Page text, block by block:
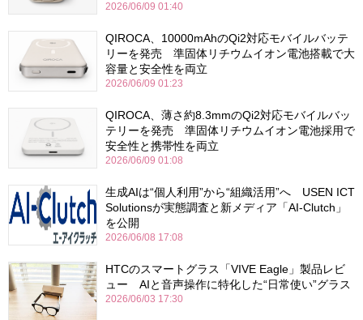
2026/06/09 01:40
QIROCA、10000mAhのQi2対応モバイルバッテ
リーを発売 準固体リチウムイオン電池搭載で大
容量と安全性を両立
2026/06/09 01:23
QIROCA、薄さ約8.3mmのQi2対応モバイルバッ
テリーを発売 準固体リチウムイオン電池採用で
安全性と携帯性を両立
2026/06/09 01:08
生成AIは“個人利用”から“組織活用”へ USEN ICT
Solutionsが実態調査と新メディア「AI-Clutch」
を公開
2026/06/08 17:08
HTCのスマートグラス「VIVE Eagle」製品レビ
ュー AIと音声操作に特化した“日常使い”グラス
2026/06/03 17:30